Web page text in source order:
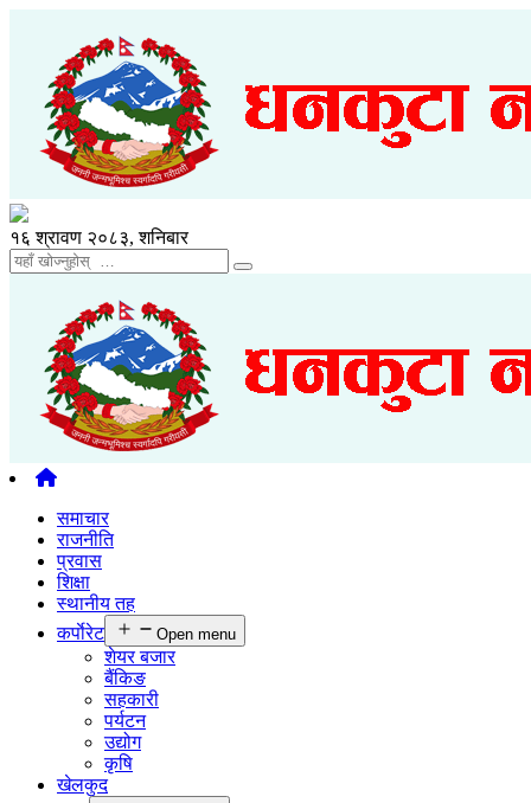
१६ श्रावण २०८३, शनिबार
समाचार
राजनीति
प्रवास
शिक्षा
स्थानीय तह
कर्पाेरेट
Open menu
शेयर बजार
बैंकिङ
सहकारी
पर्यटन
उद्योग
कृषि
खेलकुद